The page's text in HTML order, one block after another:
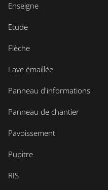
Enseigne
Etude
Flèche
Lave émaillée
Panneau d'informations
Panneau de chantier
Pavoissement
Pupitre
RIS